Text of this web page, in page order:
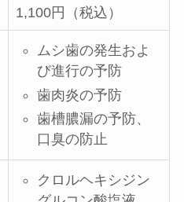
1,100円（税込）
ムシ歯の発生およ
び進行の予防
歯肉炎の予防
歯槽膿漏の予防、
口臭の防止
クロルヘキシジン